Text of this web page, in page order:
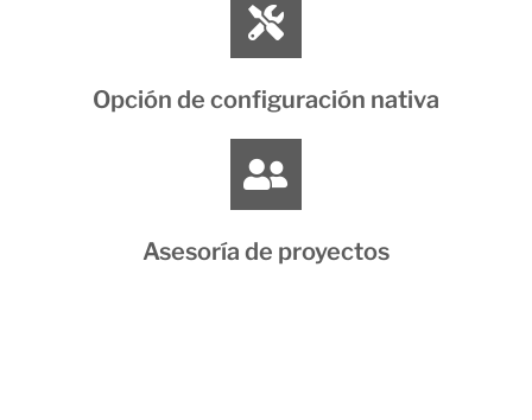
Opción de configuración nativa
Asesoría de proyectos